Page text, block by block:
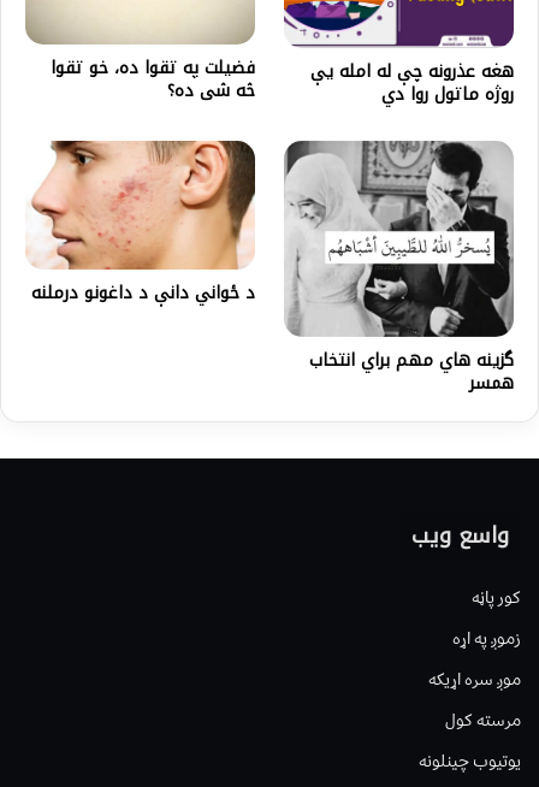
هغه عذرونه چې له امله يې
روژه ماتول روا دي
فضيلت په تقوا ده، خو تقوا
څه شى ده؟
گزينه هاي مهم براي انتخاب
همسر
د ځواني دانې د داغونو درملنه
واسع ویب
کور پاڼه
زموږ په اړه
موږ سره اړیکه
مرسته کول
یوتیوب چینلونه